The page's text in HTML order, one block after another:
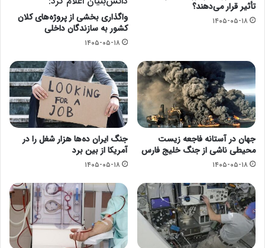
تأثیر قرار می‌دهند؟
۱۴۰۵-۰۵-۱۸
واگذاری بخشی از پروژه‌های کلان
کشور به سازندگان داخلی
۱۴۰۵-۰۵-۱۸
جهان در آستانه فاجعه زیست
محیطی ناشی از جنگ خلیج فارس
۱۴۰۵-۰۵-۱۸
جنگ ایران ده‌ها هزار شغل را در
آمریکا از بین برد
۱۴۰۵-۰۵-۱۸